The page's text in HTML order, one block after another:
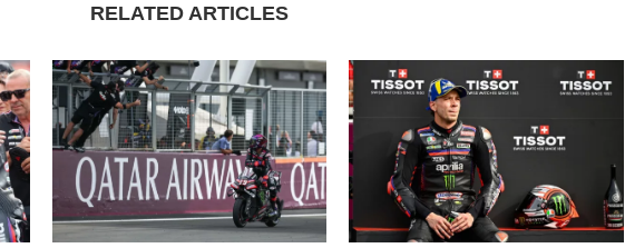
RELATED ARTICLES